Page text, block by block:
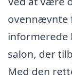
ovennævnte
informerede
salon, der
Med den